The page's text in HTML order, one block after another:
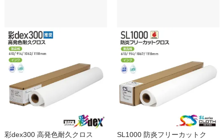
彩dex300 高発色耐久クロス
SL1000 防炎フリーカットク